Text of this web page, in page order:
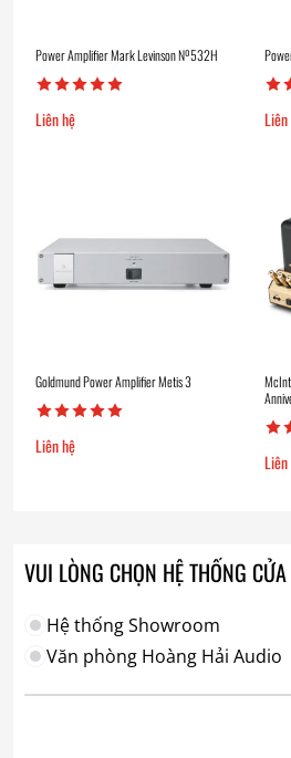
Power Amplifier Mark Levinson Nº532H
Liên hệ
Goldmund Power Amplifier Metis 3
Liên hệ
VUI LÒNG CHỌN HỆ THỐNG
Hệ thống Showroom
Văn phòng Hoàng Hải Audio